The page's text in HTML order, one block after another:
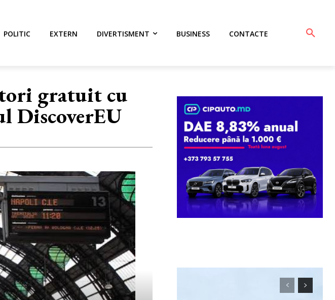
POLITIC EXTERN DIVERTISMENT BUSINESS CONTACTE
gratuit cu
DiscoverEU